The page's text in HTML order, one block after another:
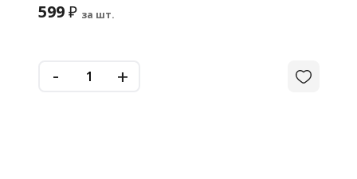
599₽ за шт.
- +